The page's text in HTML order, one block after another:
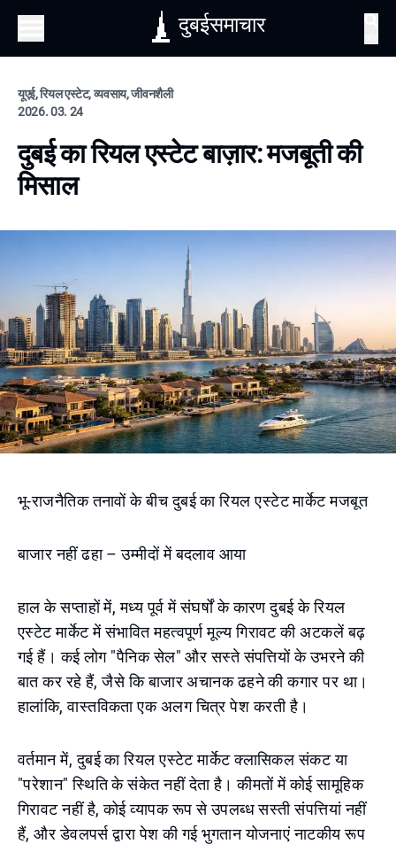
दुबईसमाचार
यूएई, रियल एस्टेट, व्यवसाय, जीवनशैली
2026. 03. 24
दुबई का रियल एस्टेट बाज़ार: मजबूती की
मिसाल
भू-राजनैतिक तनावों के बीच दुबई का रियल एस्टेट मार्केट मजबूत
बाजार नहीं ढहा – उम्मीदों में बदलाव आया
हाल के सप्ताहों में, मध्य पूर्व में संघर्षों के कारण दुबई के रियल
एस्टेट मार्केट में संभावित महत्वपूर्ण मूल्य गिरावट की अटकलें बढ़
गई हैं। कई लोग "पैनिक सेल" और सस्ते संपत्तियों के उभरने की
बात कर रहे हैं, जैसे कि बाजार अचानक ढहने की कगार पर था।
हालांकि, वास्तविकता एक अलग चित्र पेश करती है।
वर्तमान में, दुबई का रियल एस्टेट मार्केट क्लासिकल संकट या
"परेशान" स्थिति के संकेत नहीं देता है। कीमतों में कोई सामूहिक
गिरावट नहीं है, कोई व्यापक रूप से उपलब्ध सस्ती संपत्तियां नहीं
हैं, और डेवलपर्स द्वारा पेश की गई भुगतान योजनाएं नाटकीय रूप